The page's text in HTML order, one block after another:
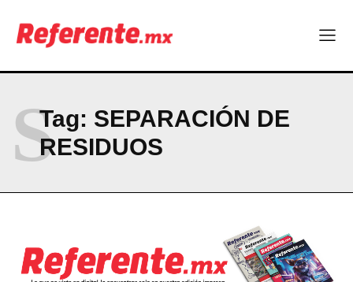
Company
CONTACT
PRIVACY POLICY
Tag: SEPARACIÓN DE
RESIDUOS
S